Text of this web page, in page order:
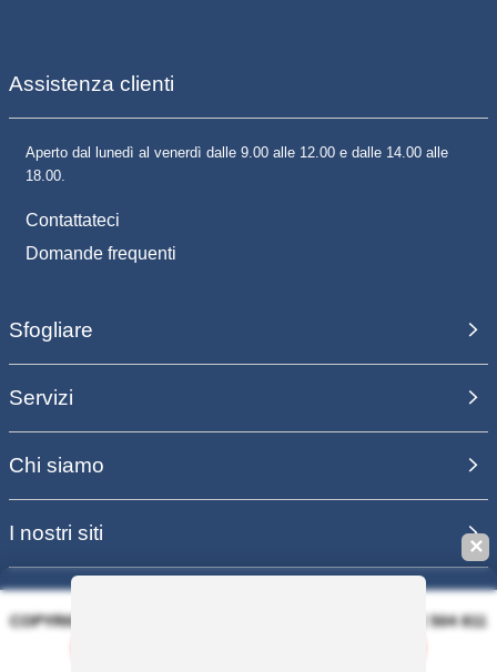
Assistenza clienti
Aperto dal lunedì al venerdì dalle 9.00 alle 12.00 e dalle 14.00 alle
18.00.
Contattateci
Domande frequenti
Sfogliare
Servizi
Chi siamo
I nostri siti
COPYRIGHT 2006 - 2025 - EQUIRODI SAS - R.C.S. DOLE 504 811
✕